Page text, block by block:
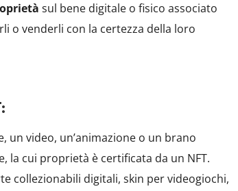
sul bene digitale o fisico associato
o venderli con la certezza della loro
un video, un’animazione o un brano
la cui proprietà è certificata da un NFT.
collezionabili digitali, skin per videogiochi,